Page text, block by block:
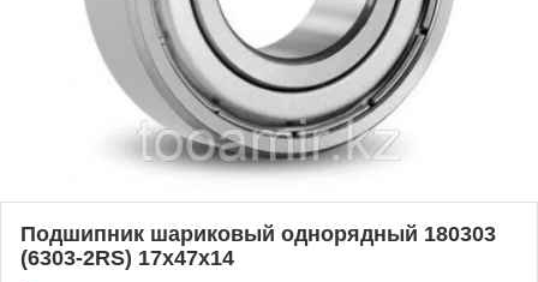
Подшипник шариковый однорядный 180303
(6303-2RS) 17x47x14